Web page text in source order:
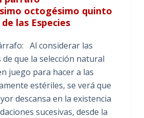
octogésimo quinto
las Especies
Al considerar las
que la selección natural
juego para hacer a las
estériles, se verá que
descansa en la existencia
sucesivas, desde la